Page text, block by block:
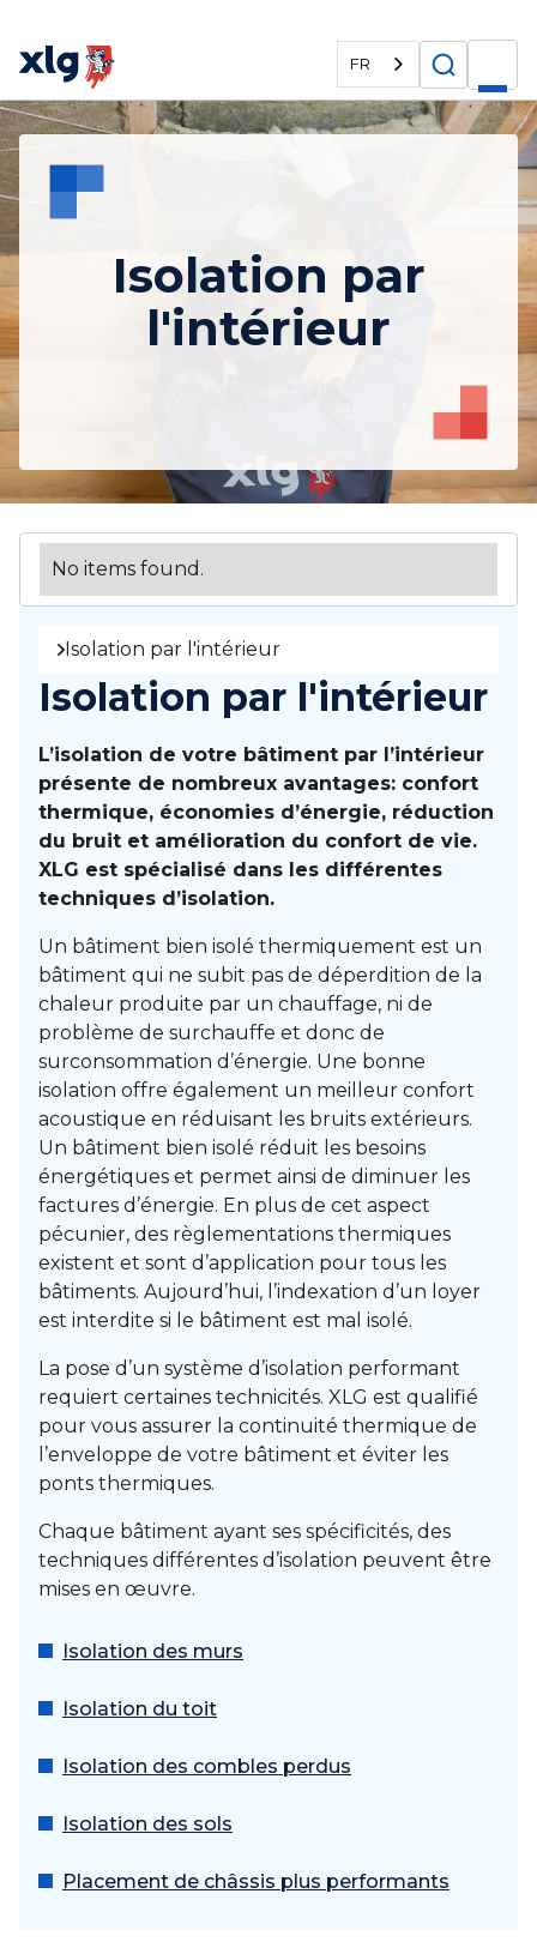
FR
Isolation par
l'intérieur
No items found.
Isolation par l'intérieur
Isolation par l'intérieur
L’isolation de votre bâtiment par l’intérieur
présente de nombreux avantages: confort
thermique, économies d’énergie, réduction
du bruit et amélioration du confort de vie.
XLG est spécialisé dans les différentes
techniques d’isolation.
Un bâtiment bien isolé thermiquement est un
bâtiment qui ne subit pas de déperdition de la
chaleur produite par un chauffage, ni de
problème de surchauffe et donc de
surconsommation d’énergie. Une bonne
isolation offre également un meilleur confort
acoustique en réduisant les bruits extérieurs.
Un bâtiment bien isolé réduit les besoins
énergétiques et permet ainsi de diminuer les
factures d’énergie. En plus de cet aspect
pécunier, des règlementations thermiques
existent et sont d’application pour tous les
bâtiments. Aujourd’hui, l’indexation d’un loyer
est interdite si le bâtiment est mal isolé.
La pose d’un système d’isolation performant
requiert certaines technicités. XLG est qualifié
pour vous assurer la continuité thermique de
l’enveloppe de votre bâtiment et éviter les
ponts thermiques.
Chaque bâtiment ayant ses spécificités, des
techniques différentes d’isolation peuvent être
mises en œuvre.
Isolation des murs
Isolation du toit
Isolation des combles perdus
Isolation des sols
Placement de châssis plus performants